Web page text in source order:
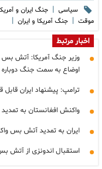
سیاسی | جنگ ایران و
موقت | جنگ آمریکا و ایران |
اخبار مرتبط
وزیر جنگ آمریکا: آتش بس
اوضاع به سمت جنگ دوباره
ترامپ: پیشنهاد ایران قابل
واکنش افغانستان به
ایران به تمدید آتش بس
استقبال اندونزی از آتش بس